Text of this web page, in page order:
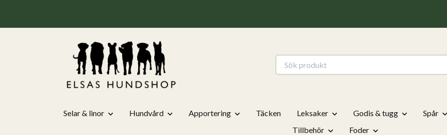
Selar & linor Hundvård Apportering Täcken Leksaker Godis & tugg Spår
Tillbehör
Foder